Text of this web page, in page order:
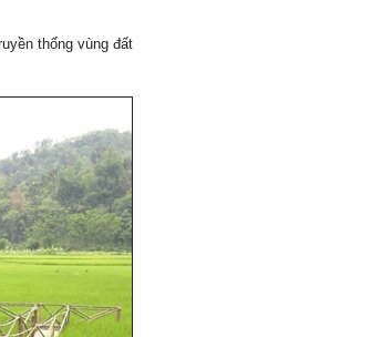
thống vùng đất